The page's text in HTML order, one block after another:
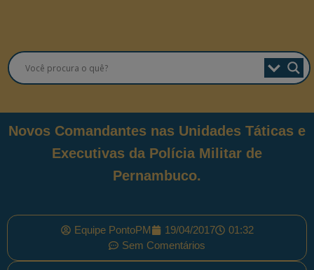
Novos Comandantes nas Unidades Táticas e
Executivas da Polícia Militar de
Pernambuco.
Equipe PontoPM 19/04/2017
01:32
Sem Comentários